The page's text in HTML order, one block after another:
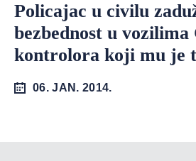
Policajac u civilu
bezbednost u vozilima
kontrolora koji mu je
06. JAN. 2014.